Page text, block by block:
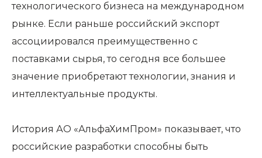
технологического бизнеса на международном
рынке. Если раньше российский экспорт
ассоциировался преимущественно с
поставками сырья, то сегодня все большее
значение приобретают технологии, знания и
интеллектуальные продукты.
История АО «АльфаХимПром» показывает, что
российские разработки способны быть